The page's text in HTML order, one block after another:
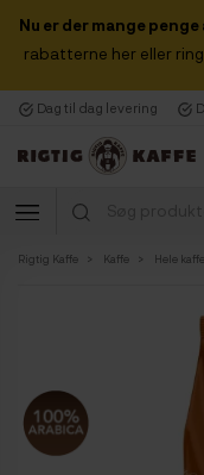
Nu er der mange
rabatterne her eller
Dag til dag levering
Rigtig Kaffe Kaffe Hele